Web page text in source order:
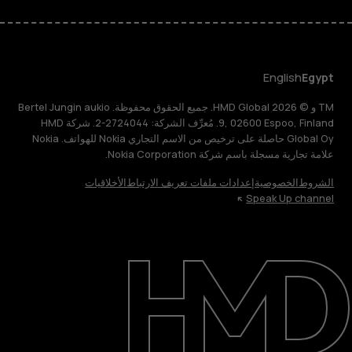
حول
الدعم
Egypt
Egypt
English
TM و © 2026 HMD Global. جميع الحقوق محفوظة. Bertel Jungin aukio
9, 02600 Espoo, Finland. مُعرِّف الشركة: 2724044-2. شركة HMD
Global Oy حاصلة على ترخيص من الاسم التجاري Nokia للهواتف. Nokia
علامة تجارية مسجلة باسم شركة Nokia Corporation.
الشروطالخصوصيةإعدادات ملفات تعريف الارتباطالأخلاقيات
Speak Up channel